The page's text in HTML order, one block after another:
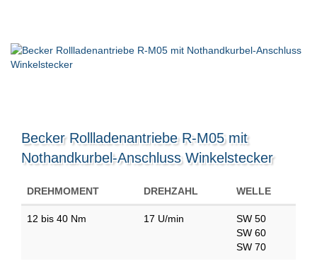
Becker Rollladenantriebe R-M05 mit
Nothandkurbel-Anschluss Winkelstecker
DREHMOMENT DREHZAHL WELLE
12 bis 40 Nm 17 U/min
SW 50
SW 60
SW 70